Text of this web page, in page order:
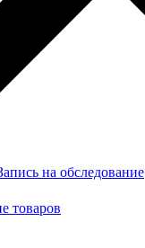
на обследование
товаров